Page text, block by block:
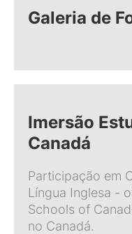
Galeria de
Imersão
Canadá
Participação em
Língua Inglesa -
Schools of
no Canadá.